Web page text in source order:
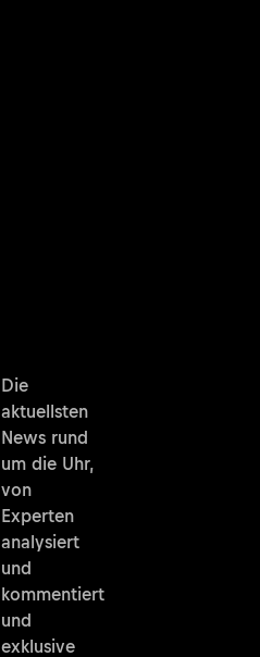
Die
aktuellsten
News rund
um die Uhr,
von
Experten
analysiert
und
kommentiert
und
exklusive